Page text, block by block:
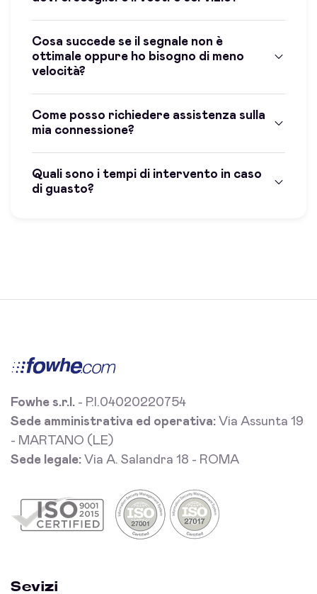
Cosa succede se il segnale non è
ottimale oppure ho bisogno di meno
velocità?
Come posso richiedere assistenza sulla
mia connessione?
Quali sono i tempi di intervento in caso
di guasto?
Fowhe s.r.l. - P.I.04020220754
Sede amministrativa ed operativa: Via Assunta 19
- MARTANO (LE)
Sede legale: Via A. Salandra 18 - ROMA
Sevizi